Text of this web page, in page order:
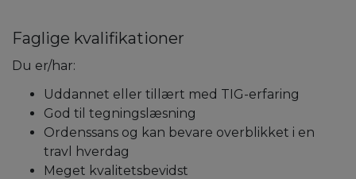
Faglige kvalifikationer
Du er/har:
Uddannet eller tillært med TIG-erfaring
God til tegningslæsning
Ordenssans og kan bevare overblikket i en
travl hverdag
Meget kvalitetsbevidst